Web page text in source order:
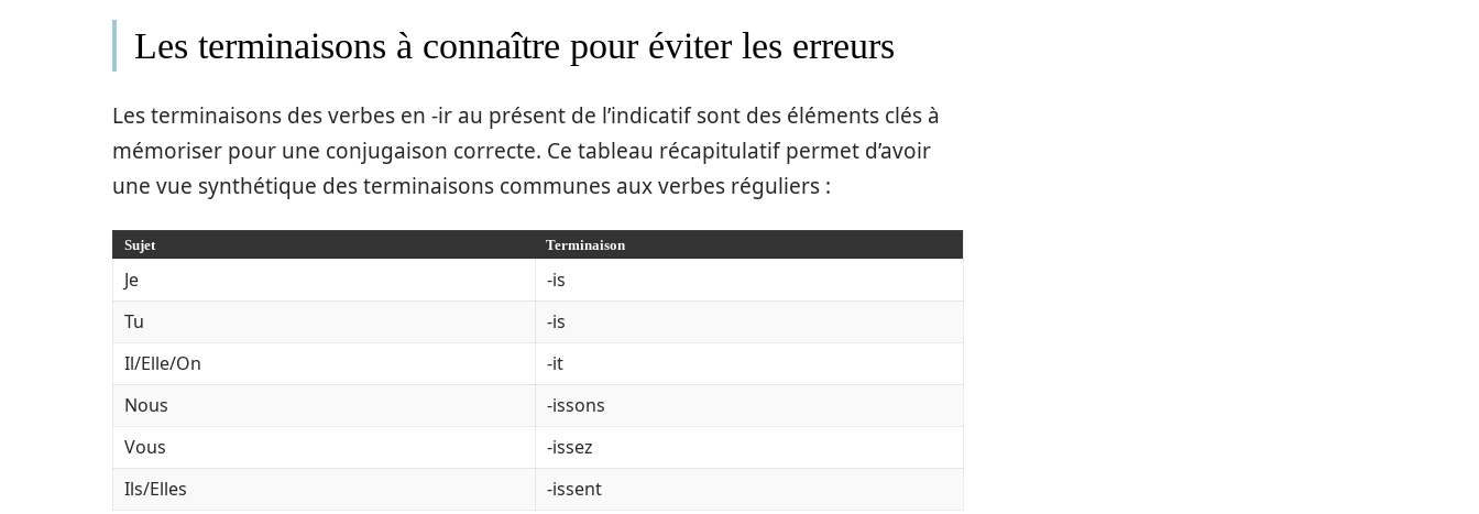
Les terminaisons à connaître pour éviter les erreurs
Les terminaisons des verbes en -ir au présent de l’indicatif sont des éléments clés à
mémoriser pour une conjugaison correcte. Ce tableau récapitulatif permet d’avoir
une vue synthétique des terminaisons communes aux verbes réguliers :
Sujet Terminaison
Je
-is
Tu
-is
Il/Elle/On
-it
Nous
-issons
Vous
-issez
Ils/Elles
-issent